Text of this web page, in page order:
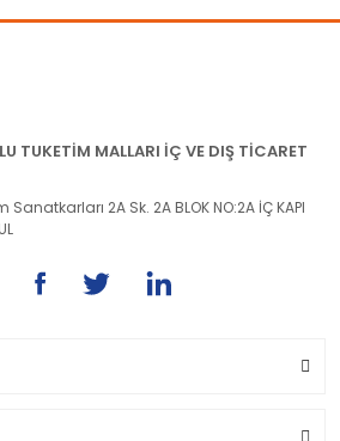
TUKETİM MALLARI İÇ VE DIŞ TİCARET
2A Sk. 2A BLOK NO:2A İÇ KAPI